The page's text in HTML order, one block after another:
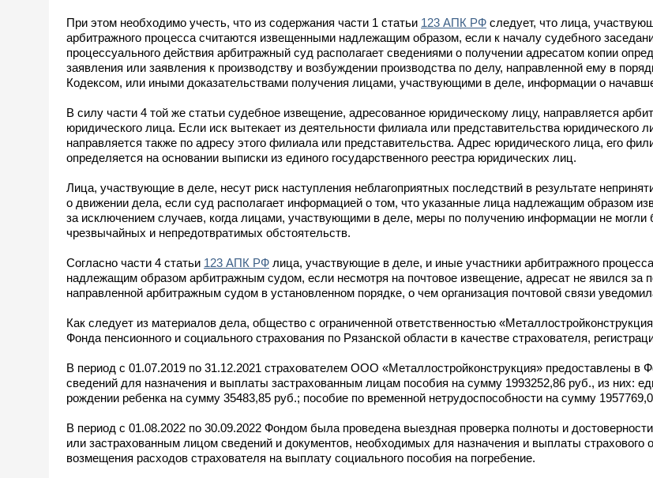
При этом необходимо учесть, что из содержания части 1 статьи 123 АПК РФ следует, что лица,
арбитражного процесса считаются извещенными надлежащим образом, если к началу судебного
процессуального действия арбитражный суд располагает сведениями о получении адресатом копии
заявления или заявления к производству и возбуждении производства по делу, направленной ему в
Кодексом, или иными доказательствами получения лицами, участвующими в деле, информации о
В силу части 4 той же статьи судебное извещение, адресованное юридическому лицу, направляется
юридического лица. Если иск вытекает из деятельности филиала или представительства юридического
направляется также по адресу этого филиала или представительства. Адрес юридического лица, его
определяется на основании выписки из единого государственного реестра юридических лиц.
Лица, участвующие в деле, несут риск наступления неблагоприятных последствий в результате
о движении дела, если суд располагает информацией о том, что указанные лица надлежащим образом
за исключением случаев, когда лицами, участвующими в деле, меры по получению информации не могли
чрезвычайных и непредотвратимых обстоятельств.
Согласно части 4 статьи 123 АПК РФ лица, участвующие в деле, и иные участники арбитражного
надлежащим образом арбитражным судом, если несмотря на почтовое извещение, адресат не явился за
направленной арбитражным судом в установленном порядке, о чем организация почтовой связи
Как следует из материалов дела, общество с ограниченной ответственностью
Фонда пенсионного и социального страхования по Рязанской области в качестве страхователя,
В период с 01.07.2019 по 31.12.2021 страхователем ООО «Металлостройконструкция» предоставлены в
сведений для назначения и выплаты застрахованным лицам пособия на сумму 1993252,86 руб., из них:
рождении ребенка на сумму 35483,85 руб.; пособие по временной нетрудоспособности на сумму
В период с 01.08.2022 по 30.09.2022 Фондом была проведена выездная проверка полноты и
или застрахованным лицом сведений и документов, необходимых для назначения и выплаты страхового
возмещения расходов страхователя на выплату социального пособия на погребение.